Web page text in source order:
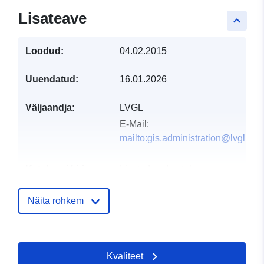
keyboard_arrow_up
Lisateave
Loodud: 04.02.2015
Uuendatud: 16.01.2026
Väljaandja:
LVGL
E-Mail:
Geograafiline
Koordinaadid: [ [ 7.222009,
49.1454 ], [ 7.222178,
Näita rohkem
Kvaliteet